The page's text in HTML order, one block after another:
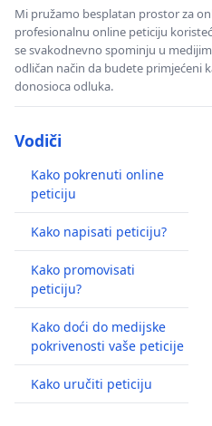
Mi pružamo besplatan prostor za
profesionalnu online peticiju
se svakodnevno spominju u
odličan način da budete primjećeni
donosioca odluka.
Vodiči
Kako pokrenuti online
peticiju
Kako napisati peticiju?
Kako promovisati
peticiju?
Kako doći do medijske
pokrivenosti vaše peticije
Kako uručiti peticiju